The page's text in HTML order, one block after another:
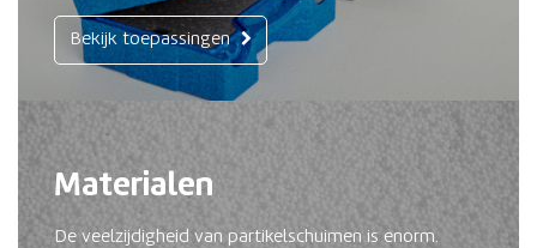
Bekijk toepassingen
Materialen
De veelzijdigheid van partikelschuimen is enorm.